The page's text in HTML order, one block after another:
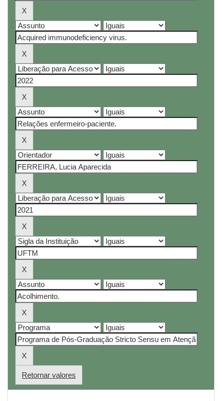
Retornar valores